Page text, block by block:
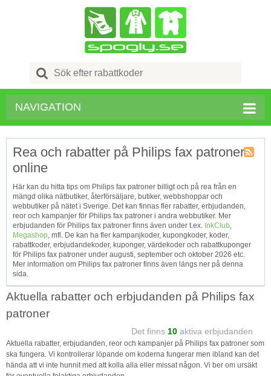
Search
for:
NAVIGATION
Rea och rabatter på Philips fax patroner
online
Här kan du hitta tips om Philips fax patroner billigt och på rea från en
mängd olika nätbutiker, återförsäljare, butiker, webbshoppar och
webbutiker på nätet i Sverige. Det kan finnas fler rabatter, erbjudanden,
reor och kampanjer för Philips fax patroner i andra webbutiker. Mer
erbjudanden för Philips fax patroner finns även under t.ex. InkClub,
Megashop, mfl. De kan ha fler kampanjkoder, kupongkoder, koder,
rabattkoder, erbjudandekoder, kuponger, värdekoder och rabattkuponger
för Philips fax patroner under augusti, september och oktober 2026 etc.
Mer information om Philips fax patroner finns även längs ner på denna
sida.
Aktuella rabatter och erbjudanden på Philips fax
patroner
Det finns 10 aktiva erbjudanden
Aktuella rabatter, erbjudanden, reor och kampanjer på Philips fax patroner som
ska fungera. Vi kontrollerar löpande om koderna fungerar men ibland kan det
hända att vi inte hunnit med att kolla alla eller missat någon. Vi ber om ursäkt